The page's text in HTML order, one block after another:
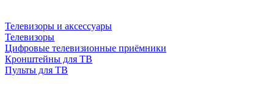
Телевизоры и аксессуары
Телевизоры
Цифровые телевизионные приёмники
Кронштейны для ТВ
Пульты для ТВ